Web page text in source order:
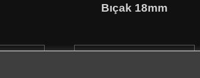
Bıçak 18mm